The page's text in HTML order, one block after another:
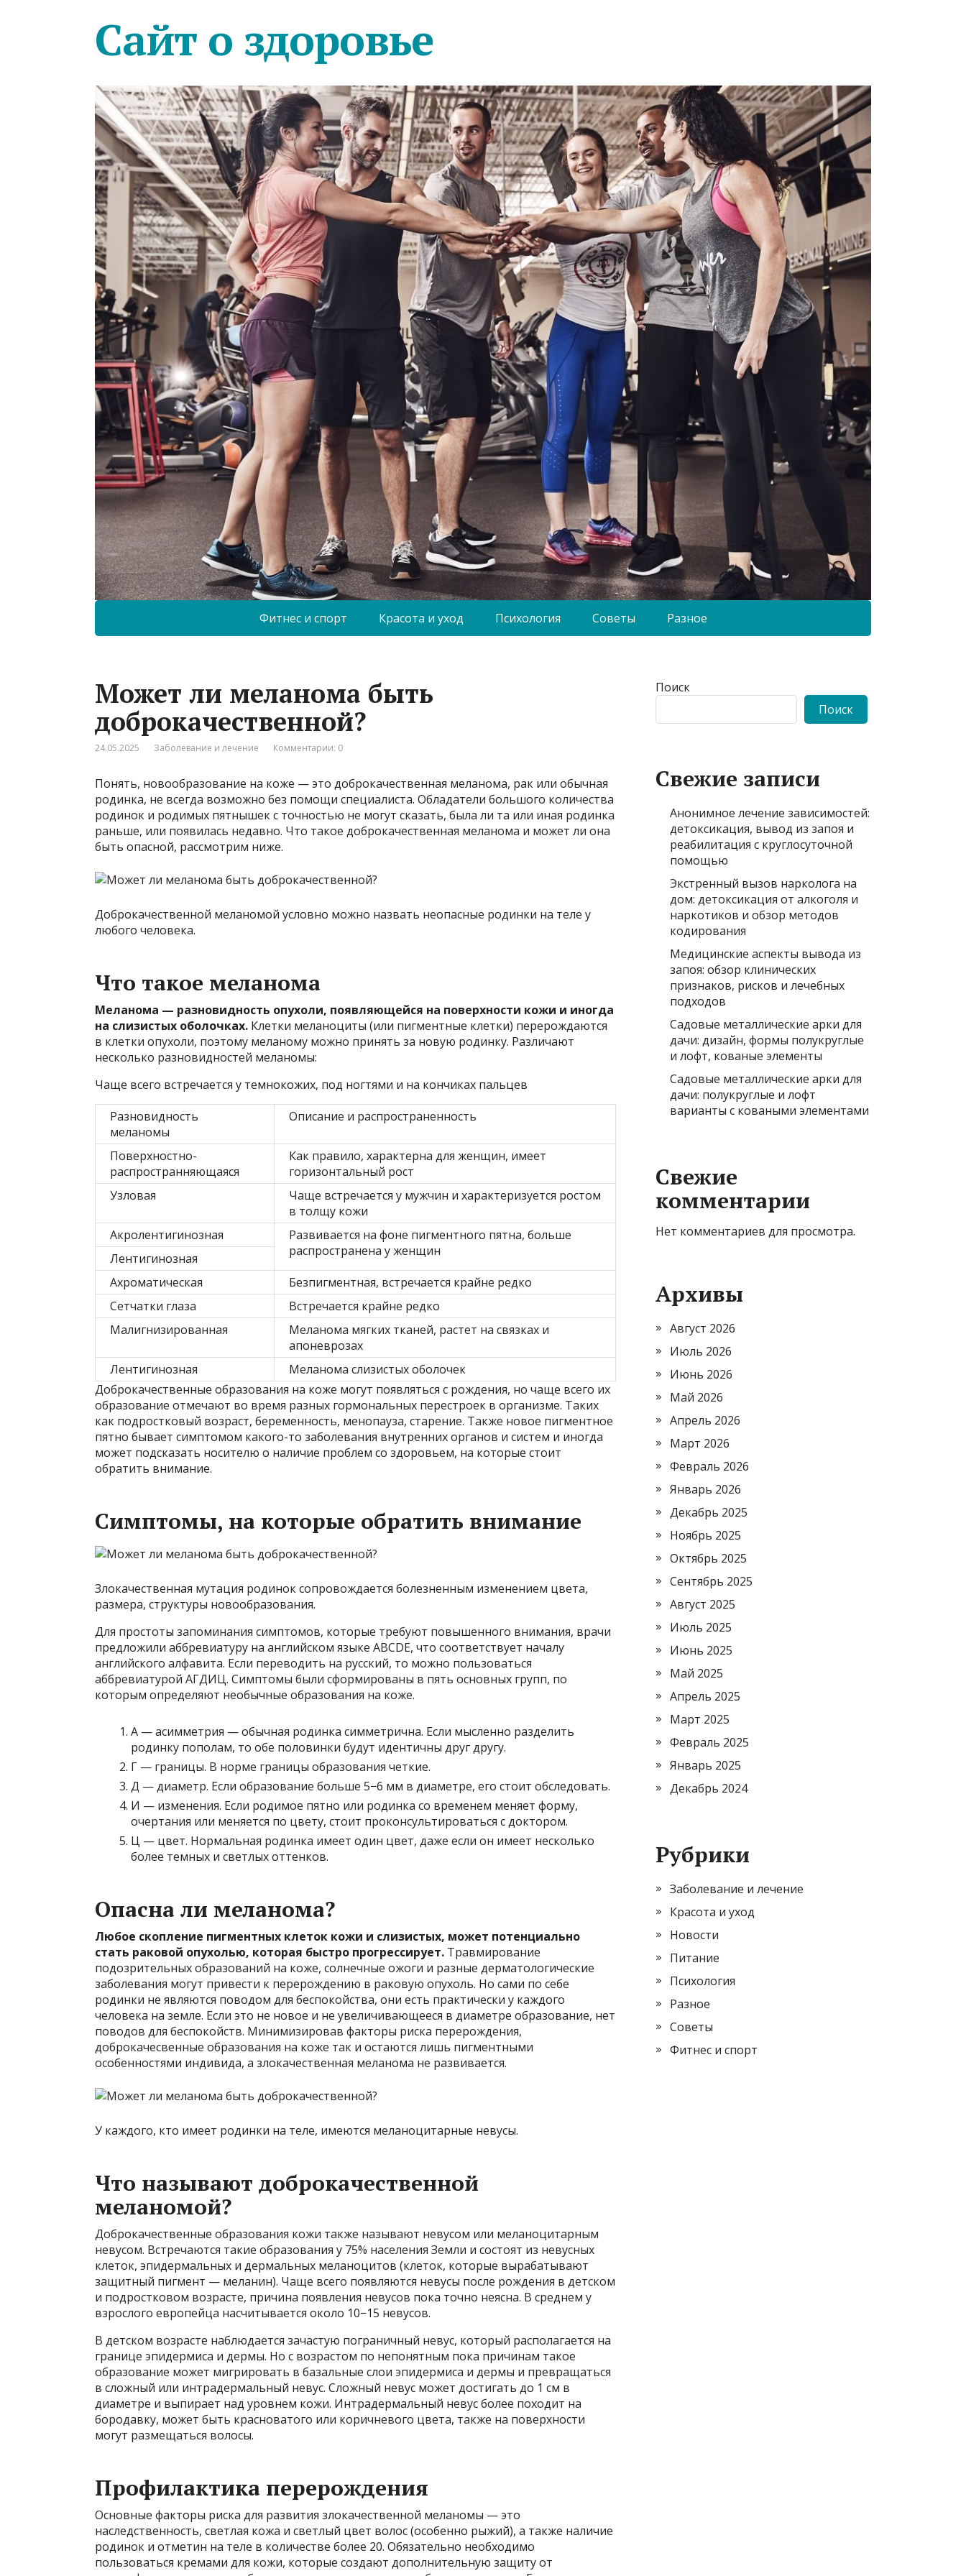
Сайт о здоровье
Фитнес и спорт Красота и уход Психология Советы Разное
Может ли меланома быть
доброкачественной?
24.05.2025 Заболевание и лечение Комментарии: 0
Понять, новообразование на коже — это доброкачественная меланома, рак или обычная
родинка, не всегда возможно без помощи специалиста. Обладатели большого количества
родинок и родимых пятнышек с точностью не могут сказать, была ли та или иная родинка
раньше, или появилась недавно. Что такое доброкачественная меланома и может ли она
быть опасной, рассмотрим ниже.
Доброкачественной меланомой условно можно назвать неопасные родинки на теле у
любого человека.
Что такое меланома
Меланома — разновидность опухоли, появляющейся на поверхности кожи и иногда
на слизистых оболочках. Клетки меланоциты (или пигментные клетки) перерождаются
в клетки опухоли, поэтому меланому можно принять за новую родинку. Различают
несколько разновидностей меланомы:
Чаще всего встречается у темнокожих, под ногтями и на кончиках пальцев
Разновидность
меланомы
Описание и распространенность
Поверхностно-
распространняющаяся
Как правило, характерна для женщин, имеет
горизонтальный рост
Узловая
Чаще встречается у мужчин и характеризуется ростом
в толщу кожи
Акролентигинозная
Развивается на фоне пигментного пятна, больше
распространена у женщин
Лентигинозная
Ахроматическая
Безпигментная, встречается крайне редко
Сетчатки глаза
Встречается крайне редко
Малигнизированная
Меланома мягких тканей, растет на связках и
апоневрозах
Лентигинозная
Меланома слизистых оболочек
Доброкачественные образования на коже могут появляться с рождения, но чаще всего их
образование отмечают во время разных гормональных перестроек в организме. Таких
как подростковый возраст, беременность, менопауза, старение. Также новое пигментное
пятно бывает симптомом какого-то заболевания внутренних органов и систем и иногда
может подсказать носителю о наличие проблем со здоровьем, на которые стоит
обратить внимание.
Симптомы, на которые обратить внимание
Злокачественная мутация родинок сопровождается болезненным изменением цвета,
размера, структуры новообразования.
Для простоты запоминания симптомов, которые требуют повышенного внимания, врачи
предложили аббревиатуру на английском языке ABCDE, что соответствует началу
английского алфавита. Если переводить на русский, то можно пользоваться
аббревиатурой АГДИЦ. Симптомы были сформированы в пять основных групп, по
которым определяют необычные образования на коже.
А — асимметрия — обычная родинка симметрична. Если мысленно разделить
родинку пополам, то обе половинки будут идентичны друг другу.
Г — границы. В норме границы образования четкие.
Д — диаметр. Если образование больше 5−6 мм в диаметре, его стоит обследовать.
И — изменения. Если родимое пятно или родинка со временем меняет форму,
очертания или меняется по цвету, стоит проконсультироваться с доктором.
Ц — цвет. Нормальная родинка имеет один цвет, даже если он имеет несколько
более темных и светлых оттенков.
Опасна ли меланома?
Любое скопление пигментных клеток кожи и слизистых, может потенциально
стать раковой опухолью, которая быстро прогрессирует. Травмирование
подозрительных образований на коже, солнечные ожоги и разные дерматологические
заболевания могут привести к перерождению в раковую опухоль. Но сами по себе
родинки не являются поводом для беспокойства, они есть практически у каждого
человека на земле. Если это не новое и не увеличивающееся в диаметре образование, нет
поводов для беспокойств. Минимизировав факторы риска перерождения,
доброкачесвенные образования на коже так и остаются лишь пигментными
особенностями индивида, а злокачественная меланома не развивается.
У каждого, кто имеет родинки на теле, имеются меланоцитарные невусы.
Что называют доброкачественной
меланомой?
Доброкачественные образования кожи также называют невусом или меланоцитарным
невусом. Встречаются такие образования у 75% населения Земли и состоят из невусных
клеток, эпидермальных и дермальных меланоцитов (клеток, которые вырабатывают
защитный пигмент — меланин). Чаще всего появляются невусы после рождения в детском
и подростковом возрасте, причина появления невусов пока точно неясна. В среднем у
взрослого европейца насчитывается около 10−15 невусов.
В детском возрасте наблюдается зачастую пограничный невус, который располагается на
границе эпидермиса и дермы. Но с возрастом по непонятным пока причинам такое
образование может мигрировать в базальные слои эпидермиса и дермы и превращаться
в сложный или интрадермальный невус. Сложный невус может достигать до 1 см в
диаметре и выпирает над уровнем кожи. Интрадермальный невус более походит на
бородавку, может быть красноватого или коричневого цвета, также на поверхности
могут размещаться волосы.
Профилактика перерождения
Основные факторы риска для развития злокачественной меланомы — это
наследственность, светлая кожа и светлый цвет волос (особенно рыжий), а также наличие
родинок и отметин на теле в количестве более 20. Обязательно необходимо
пользоваться кремами для кожи, которые создают дополнительную защиту от
Поиск
Поиск
Свежие записи
Анонимное лечение зависимостей:
детоксикация, вывод из запоя и
реабилитация с круглосуточной
помощью
Экстренный вызов нарколога на
дом: детоксикация от алкоголя и
наркотиков и обзор методов
кодирования
Медицинские аспекты вывода из
запоя: обзор клинических
признаков, рисков и лечебных
подходов
Садовые металлические арки для
дачи: дизайн, формы полукруглые
и лофт, кованые элементы
Садовые металлические арки для
дачи: полукруглые и лофт
варианты с коваными элементами
Свежие
комментарии
Нет комментариев для просмотра.
Архивы
Август 2026
Июль 2026
Июнь 2026
Май 2026
Апрель 2026
Март 2026
Февраль 2026
Январь 2026
Декабрь 2025
Ноябрь 2025
Октябрь 2025
Сентябрь 2025
Август 2025
Июль 2025
Июнь 2025
Май 2025
Апрель 2025
Март 2025
Февраль 2025
Январь 2025
Декабрь 2024
Рубрики
Заболевание и лечение
Красота и уход
Новости
Питание
Психология
Разное
Советы
Фитнес и спорт